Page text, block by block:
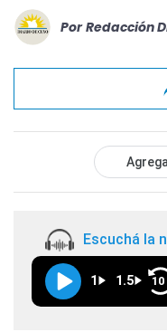
Por Redacción
Escuchá la
1 1.5 10